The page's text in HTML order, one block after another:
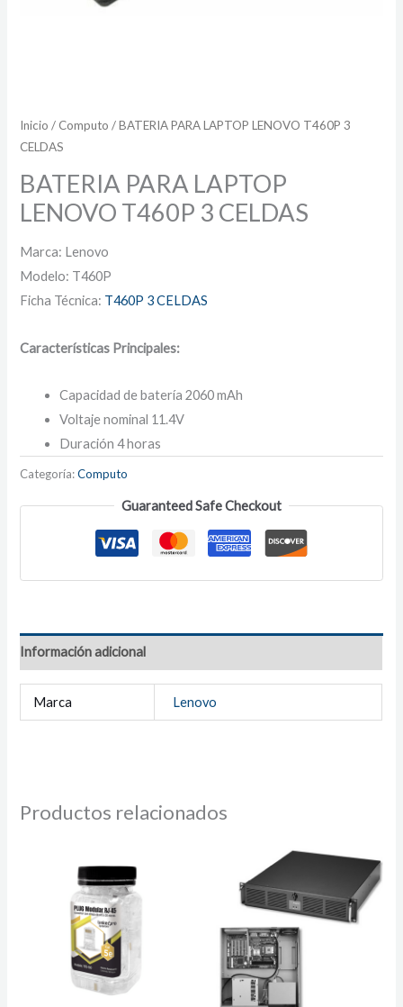
Inicio / Computo / BATERIA PARA LAPTOP LENOVO T460P 3
CELDAS
BATERIA PARA LAPTOP
LENOVO T460P 3 CELDAS
Marca: Lenovo
Modelo: T460P
Ficha Técnica: T460P 3 CELDAS
Características Principales:
Capacidad de batería 2060 mAh
Voltaje nominal 11.4V
Duración 4 horas
Categoría:Computo
Guaranteed Safe Checkout
Información adicional
Marca Lenovo
Productos relacionados